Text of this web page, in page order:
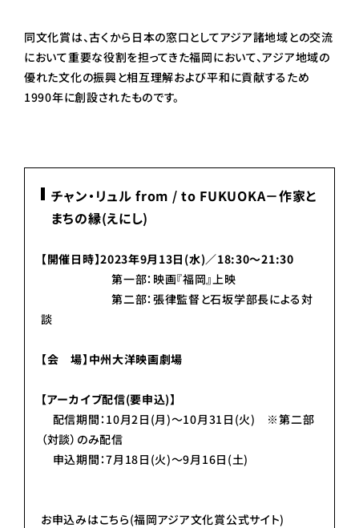
同文化賞は、古くから日本の窓口としてアジア諸地域との交流
において重要な役割を担ってきた福岡において、アジア地域の
優れた文化の振興と相互理解および平和に貢献するため
1990年に創設されたものです。
チャン・リュル from / to FUKUOKA－作家と
まちの縁(えにし)
【開催日時】2023年9月13日(水)／18:30～21:30
第一部：映画『福岡』上映
第二部：張律監督と石坂学部長による対
談
【会 場】中州大洋映画劇場
【アーカイブ配信(要申込)】
配信期間：10月2日(月)〜10月31日(火) ※第二部
（対談）のみ配信
申込期間：7月18日(火)〜9月16日(土)
お申込みはこちら(福岡アジア文化賞公式サイト)